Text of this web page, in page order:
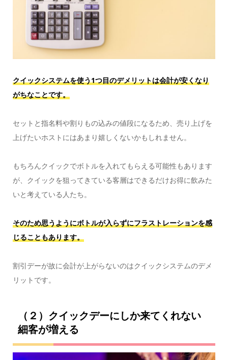
クイックシステムを使う1つ目のデメリットは会計が安くなり
がちなことです。
セットと指名料や割りもの込みの値段になるため、売り上げを
上げたいホストにはあまり嬉しくないかもしれません。
もちろんクイックでボトルを入れてもらえる可能性もあります
が、クイックを狙ってきている客層はできるだけお得に飲みた
いと考えている人たち。
そのため思うようにボトルが入らずにフラストレーションを感
じることもあります。
割引デーが故に会計が上がらないのはクイックシステムのデメ
リットです。
（２）クイックデーにしか来てくれない
細客が増える